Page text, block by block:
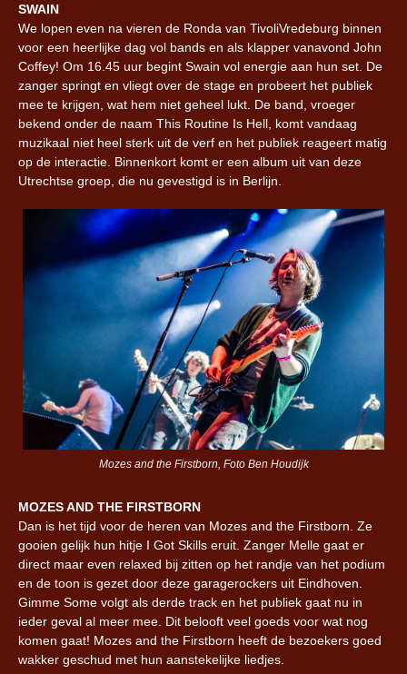
SWAIN
We lopen even na vieren de Ronda van TivoliVredeburg binnen
voor een heerlijke dag vol bands en als klapper vanavond John
Coffey! Om 16.45 uur begint Swain vol energie aan hun set. De
zanger springt en vliegt over de stage en probeert het publiek
mee te krijgen, wat hem niet geheel lukt. De band, vroeger
bekend onder de naam This Routine Is Hell, komt vandaag
muzikaal niet heel sterk uit de verf en het publiek reageert matig
op de interactie. Binnenkort komt er een album uit van deze
Utrechtse groep, die nu gevestigd is in Berlijn.
Mozes and the Firstborn, Foto Ben Houdijk
MOZES AND THE FIRSTBORN
Dan is het tijd voor de heren van Mozes and the Firstborn. Ze
gooien gelijk hun hitje I Got Skills eruit. Zanger Melle gaat er
direct maar even relaxed bij zitten op het randje van het podium
en de toon is gezet door deze garagerockers uit Eindhoven.
Gimme Some volgt als derde track en het publiek gaat nu in
ieder geval al meer mee. Dit belooft veel goeds voor wat nog
komen gaat! Mozes and the Firstborn heeft de bezoekers goed
wakker geschud met hun aanstekelijke liedjes.